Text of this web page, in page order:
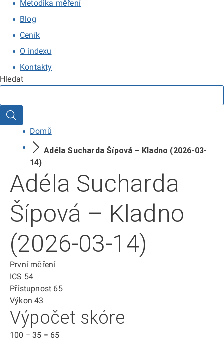
Metodika měření
Blog
Ceník
O indexu
Kontakty
Hledat
Hledat
Domů
Adéla Sucharda Šípová – Kladno (2026-03-
14)
Adéla Sucharda
Šípová – Kladno
(2026-03-14)
První měření
ICS 54
Přístupnost 65
Výkon 43
Výpočet skóre
100 − 35 = 65